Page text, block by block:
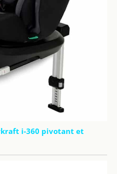
i-360 pivotant et